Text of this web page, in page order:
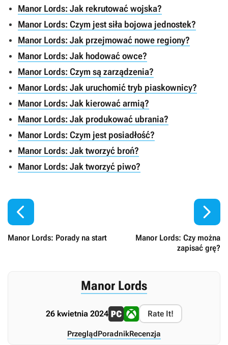
Manor Lords: Jak rekrutować wojska?
Manor Lords: Czym jest siła bojowa jednostek?
Manor Lords: Jak przejmować nowe regiony?
Manor Lords: Jak hodować owce?
Manor Lords: Czym są zarządzenia?
Manor Lords: Jak uruchomić tryb piaskownicy?
Manor Lords: Jak kierować armią?
Manor Lords: Jak produkować ubrania?
Manor Lords: Czym jest posiadłość?
Manor Lords: Jak tworzyć broń?
Manor Lords: Jak tworzyć piwo?

Manor Lords: Porady na start
Manor Lords: Czy można
zapisać grę?

Manor Lords
26 kwietnia 2024 Rate It!
PrzeglądPoradnikRecenzja